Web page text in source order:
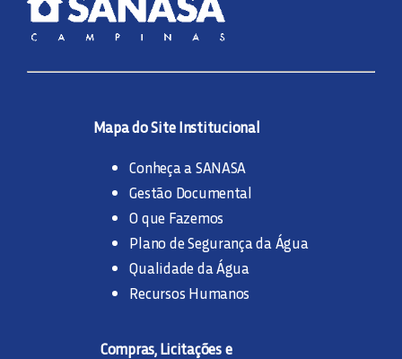
Mapa do Site Institucional
Conheça a SANASA
Gestão Documental
O que Fazemos
Plano de Segurança da Água
Qualidade da Água
Recursos Humanos
Compras, Licitações e